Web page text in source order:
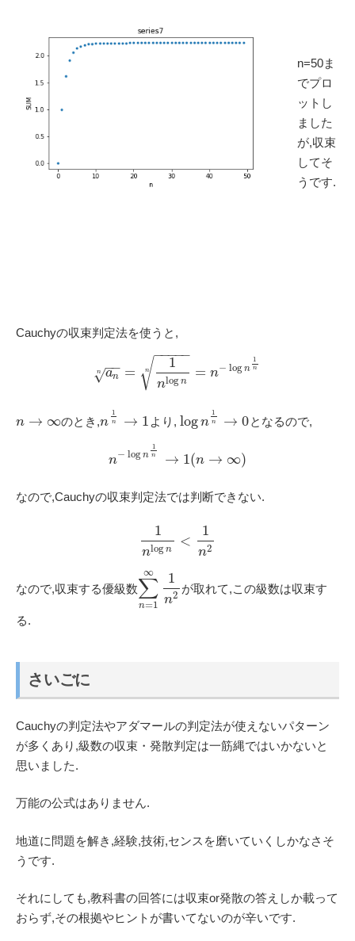
n=50ま
でプロ
ットし
ました
が,収束
してそ
うです.
Cauchyの収束判定法を使うと,
an
−−
√
n =
1
nlog n
− −
−−−
√
n = n− log n
1
n
n → ∞のとき,n
1
n → 1 より, logn
1
n → 0となるので,
n− log n
1
n → 1(n → ∞)
なので,Cauchyの収束判定法では判断できない.
1
nlog n
<
1
n2
なので,収束する優級数∑
n=1
∞ 1
n2
が取れて,この級数は収束す
る.
さいごに
Cauchyの判定法やアダマールの判定法が使えないパターン
が多くあり,級数の収束・発散判定は一筋縄ではいかないと
思いました.
万能の公式はありません.
地道に問題を解き,経験,技術,センスを磨いていくしかなさそ
うです.
それにしても,教科書の回答には収束or発散の答えしか載って
おらず,その根拠やヒントが書いてないのが辛いです.